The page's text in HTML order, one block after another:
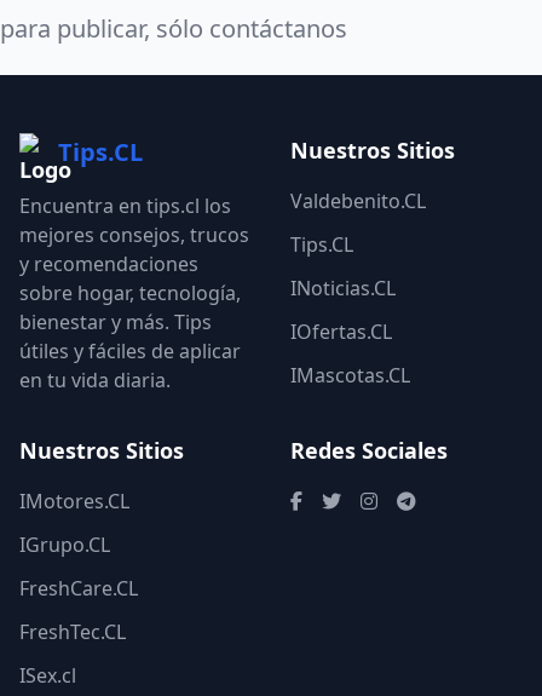
para publicar, sólo contáctanos
Tips.CL
Encuentra en tips.cl los
mejores consejos, trucos
y recomendaciones
sobre hogar, tecnología,
bienestar y más. Tips
útiles y fáciles de aplicar
en tu vida diaria.
Nuestros Sitios
Valdebenito.CL
Tips.CL
INoticias.CL
IOfertas.CL
IMascotas.CL
Nuestros Sitios
IMotores.CL
IGrupo.CL
FreshCare.CL
FreshTec.CL
ISex.cl
Redes Sociales